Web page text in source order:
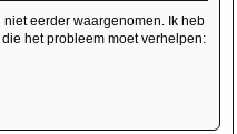
eerder waargenomen. Ik heb
het probleem moet verhelpen: